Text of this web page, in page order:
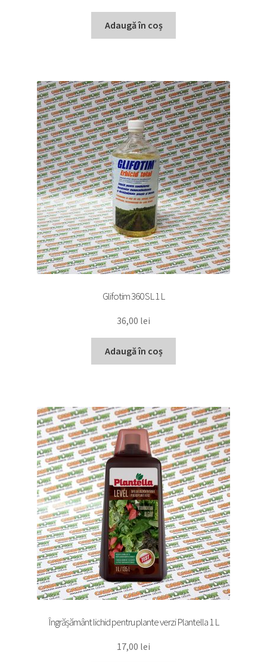
Adaugă în coș
Glifotim 360 SL 1 L
36,00 lei
Adaugă în coș
Îngrășământ lichid pentru plante verzi Plantella 1 L
17,00 lei